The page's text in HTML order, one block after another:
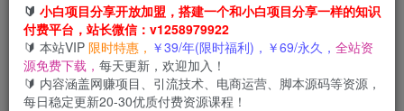
今天还能再抽5次
工行APP搜索“任务中心”->38节悦己礼->简单浏览得5次机会
抽微信立减金
🔰 小白项目分享开放加盟，搭建一个和小白项目分享一样的知识
付费平台，站长微信：v1258979922
🔰 本站VIP 限时特惠， ￥39/年(限时福利)，￥69/永久， 全站资
源免费下载， 每天更新，欢迎加入！
🔰 内容涵盖网赚项目、引流技术、电商运营、脚本源码等资源，
每日稳定更新20-30优质付费资源课程！